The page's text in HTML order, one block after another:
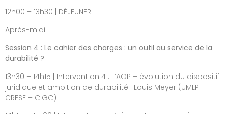
12h00 – 13h30 | DÉJEUNER
Après-midi
Session 4 : Le cahier des charges : un outil au service de la
durabilité ?
13h30 – 14h15 | Intervention 4 : L’AOP – évolution du dispositif
juridique et ambition de durabilité- Louis Meyer (UMLP –
CRESE – CIGC)